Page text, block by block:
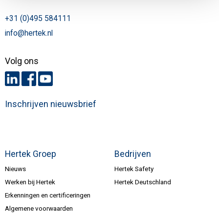
Hertek Groep
Nieuws
Werken bij Hertek
Erkenningen en certificeringen
Algemene voorwaarden
Bedrijven
Hertek Safety
Hertek Deutschland
+31 (0)495 584111
info@hertek.nl
Volg ons
Inschrijven nieuwsbrief